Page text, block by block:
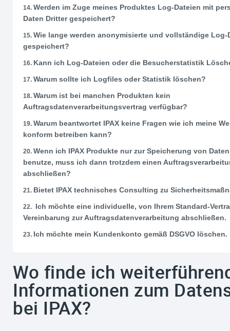
Werden im Zuge meines Produktes Log-Dateien mit
Daten Dritter gespeichert?
Wie lange werden anonymisierte und vollständige Log-
gespeichert?
Kann ich Log-Dateien oder die Besucherstatistik
Warum sollte ich Logfiles oder Statistik löschen?
Warum ist bei manchen Produkten kein
Auftragsdatenverarbeitungsvertrag verfügbar?
Warum beantwortet IPAX keine Fragen wie ich meine
konform betreiben kann?
Wenn ich IPAX Produkte nur zur Speicherung von
benutze, muss ich dann trotzdem einen
abschließen?
Bietet IPAX technisches Consulting zu
Ich möchte eine individuelle, von Ihrem Standard-
Vereinbarung zur Auftragsdatenverarbeitung abschließen.
Ich möchte mein Kundenkonto gemäß DSGVO löschen.
Wo finde ich
Informationen zum
bei IPAX?